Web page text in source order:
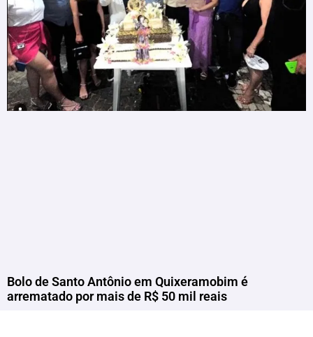
Bolo de Santo Antônio em Quixeramobim é
arrematado por mais de R$ 50 mil reais